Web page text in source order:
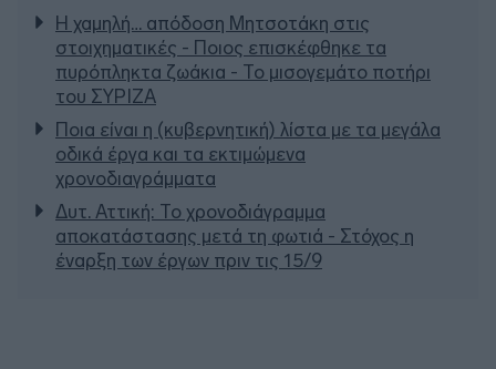
Η χαμηλή… απόδοση Μητσοτάκη στις
στοιχηματικές - Ποιος επισκέφθηκε τα
πυρόπληκτα ζωάκια - Το μισογεμάτο ποτήρι
του ΣΥΡΙΖΑ
Ποια είναι η (κυβερνητική) λίστα με τα μεγάλα
οδικά έργα και τα εκτιμώμενα
χρονοδιαγράμματα
Δυτ. Αττική: Το χρονοδιάγραμμα
αποκατάστασης μετά τη φωτιά - Στόχος η
έναρξη των έργων πριν τις 15/9